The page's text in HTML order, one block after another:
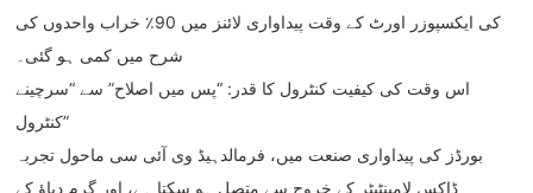
کی ایکسپوزر اورٹ کے وقت پیداواری لائنز میں 90٪ خراب واحدوں کی
شرح میں کمی ہو گئی۔
اس وقت کی کیفیت کنٹرول کا قدر: “پس میں اصلاح” سے “سرچینے
کنٹرول”
بورڈز کی پیداواری صنعت میں، فرمالدہیڈ وی آئی سی ماحول تجربہ
ڈاکس لامینٹیٹر کے خروج سے متصل ہو سکتا ہے، اور گرم دباؤ کے